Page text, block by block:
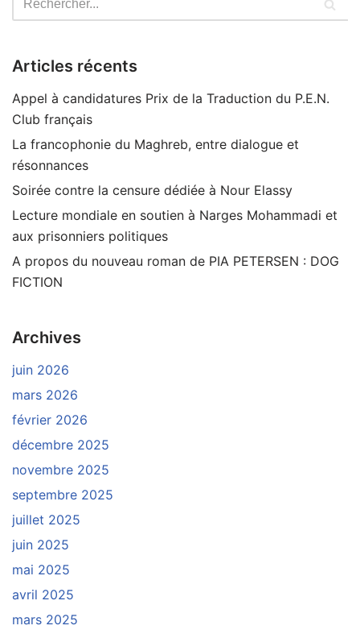
Articles récents
Appel à candidatures Prix de la Traduction du P.E.N.
Club français
La francophonie du Maghreb, entre dialogue et
résonnances
Soirée contre la censure dédiée à Nour Elassy
Lecture mondiale en soutien à Narges Mohammadi et
aux prisonniers politiques
A propos du nouveau roman de PIA PETERSEN : DOG
FICTION
Archives
juin 2026
mars 2026
février 2026
décembre 2025
novembre 2025
septembre 2025
juillet 2025
juin 2025
mai 2025
avril 2025
mars 2025